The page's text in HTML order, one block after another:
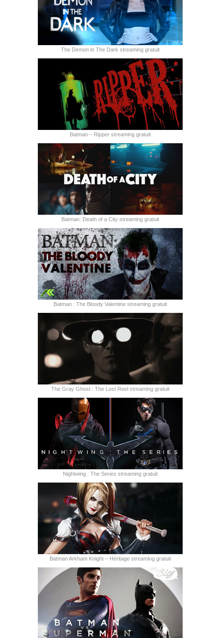
The Demon in The Dark streaming gratuit
Batman – Ripper streaming gratuit
Batman: Death of a City streaming gratuit
Batman : The Bloody Valentine streaming gratuit
The Gray Ghost : The Lost Reel streaming gratuit
Nightwing : The Series streaming gratuit
Batman Arkham Knight – Héritage streaming gratuit